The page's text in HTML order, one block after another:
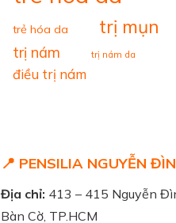
trẻ hóa da trị mụn
trị nám trị nám da
điều trị nám
📍 PENSILIA NGUYỄN
Địa chỉ: 413 – 415 Nguyễn
Bàn Cờ, TP.HCM